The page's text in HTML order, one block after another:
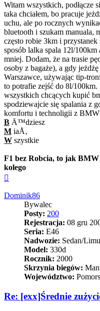
Witam wszystkich, podłącze
taka chciałem, bo pracuje
uchu, ale po rocznych
bluetooth i szukam manuala,
często robie 3km i
sposób lalka spala 12l/100km
mniej. Dodam, że na trasie
osoby z bagaże), a gdy
Warszawce, używając tip-
to potrafie zejść do 8l/
wszystkich chcących kupić
spodziewajcie się spalania z
komfortu i technoligii z
B Ä™dziesz
M iaÅ‚
W szystkie
F1 bez Robcia, to jak
kolego
Dominik86
Bywalec
Posty: 200
Rejestracja: 08 gru
Seria: E46
Nadwozie: Sedan/
Model: 330d
Rocznik: 2000
Skrzynia biegów:
Województwo:
Re: [exx]Średnie